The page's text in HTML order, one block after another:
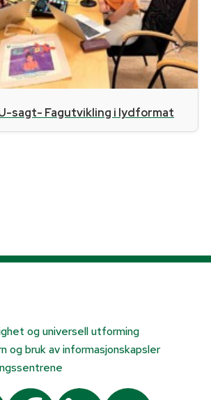
sagt- Fagutvikling i lydformat
og universell utforming
og bruk av informasjonskapsler